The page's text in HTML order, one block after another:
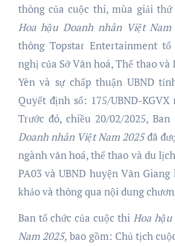
thông của cuộc thi, mùa giải
Hoa hậuDoanh nhân Việt Nam
thông Topstar Entertainment tổ
nghị của Sở Văn hoá, Thể thao
Yên và sự chấp thuận UBND
Quyết định số: 175/UBND-KGVX
Trước đó, chiều 20/02/2025,
Doanh nhân Việt Nam 2025đã
ngành văn hoá, thể thao và du
PA03 và UBND huyện Văn
khảo và thông qua nội dung
Ban tổ chức của cuộc thi Hoa hậu
Nam 2025, bao gồm: Chủ tịch